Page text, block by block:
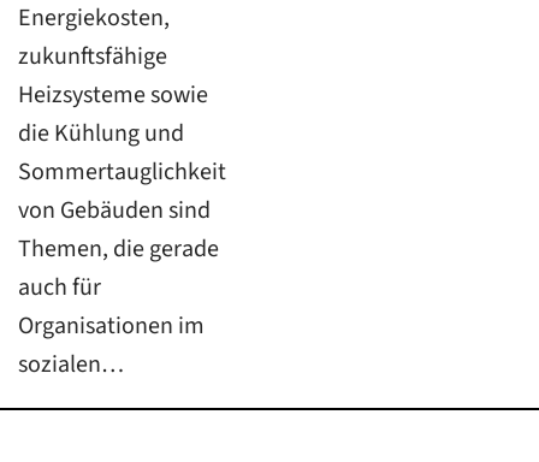
Energiekosten,
zukunftsfähige
Heizsysteme sowie
die Kühlung und
Sommertauglichkeit
von Gebäuden sind
Themen, die gerade
auch für
Organisationen im
sozialen…